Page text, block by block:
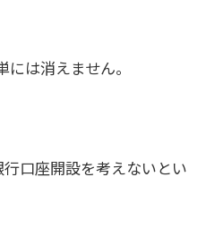
は消えません。
口座開設を考えないとい